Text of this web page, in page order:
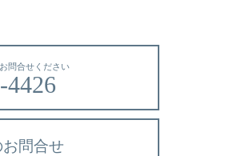
問合せください
4426
お問合せ